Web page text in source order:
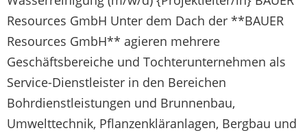
Resources GmbH Unter dem Dach der **BAUER
Resources GmbH** agieren mehrere
Geschäftsbereiche und Tochterunternehmen als
Service-Dienstleister in den Bereichen
Bohrdienstleistungen und Brunnenbau,
Umwelttechnik, Pflanzenkläranlagen, Bergbau und